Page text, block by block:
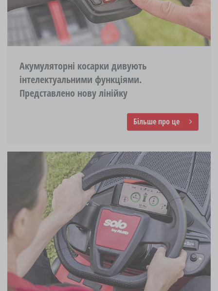
Акумуляторні косарки дивують
інтелектуальними функціями.
Представлено нову лінійку
Більше про це